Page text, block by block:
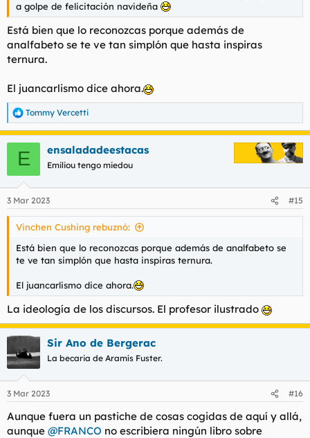
a golpe de felicitación navideña
Está bien que lo reconozcas porque además de
analfabeto se te ve tan simplón que hasta inspiras
ternura.
El juancarlismo dice ahora.
R
e
a
e
s
Tommy Vercetti
E ensaladadeestacas
Emiliou tengo miedou
3 Mar 2023 #15
Vinchen Cushing rebuznó:
Está bien que lo reconozcas porque además de analfabeto se
te ve tan simplón que hasta inspiras ternura.
El juancarlismo dice ahora.
La ideología de los discursos. El profesor ilustrado
Sir Ano de Bergerac
La becaria de Aramís Fuster.
3 Mar 2023 #16
Aunque fuera un pastiche de cosas cogidas de aquí y allá,
aunque @FRANCO no escribiera ningún libro sobre